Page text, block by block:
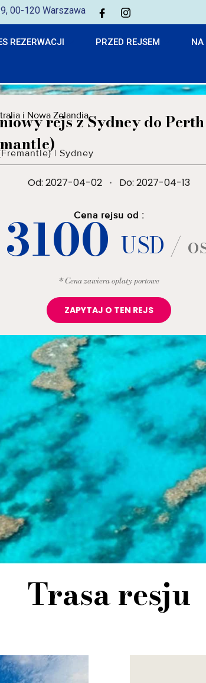
00-120 Warszawa
REZERWACJI PRZED REJSEM NA
i Nowa Zelandia
rejs z Sydney do Perth
|Sydney
Od: 2027-04-02 · Do: 2027-04-13
Cena rejsu od :
3100USD /
* Cena zawiera opłaty portowe
ZAPYTAJ O TEN REJS
Trasa resju